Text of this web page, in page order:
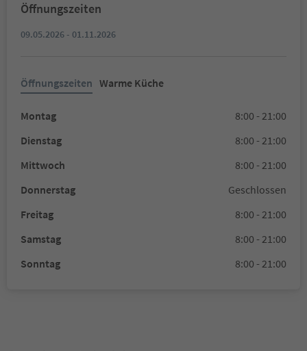
Öffnungszeiten
09.05.2026 - 01.11.2026
Öffnungszeiten Warme Küche
Montag
8:00 - 21:00
Dienstag
8:00 - 21:00
Mittwoch
8:00 - 21:00
Donnerstag
Geschlossen
Freitag
8:00 - 21:00
Samstag
8:00 - 21:00
Sonntag
8:00 - 21:00